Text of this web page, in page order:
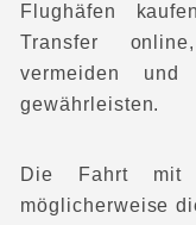
Flughäfen
Transfer
vermeiden
gewährleisten.
Die Fahrt mit
möglicherweise